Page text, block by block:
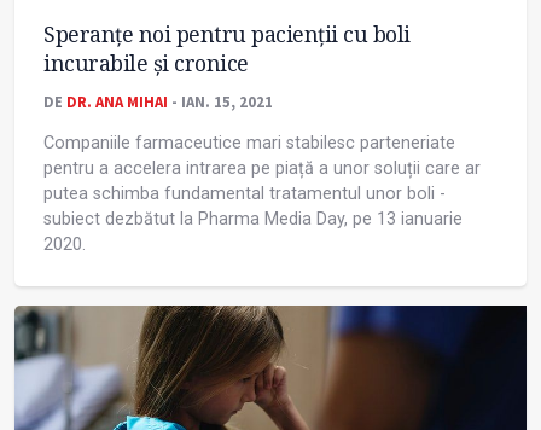
Speranțe noi pentru pacienții cu boli
incurabile și cronice
DE DR. ANA MIHAI - IAN. 15, 2021
Companiile farmaceutice mari stabilesc parteneriate
pentru a accelera intrarea pe piață a unor soluții care ar
putea schimba fundamental tratamentul unor boli -
subiect dezbătut la Pharma Media Day, pe 13 ianuarie
2020.